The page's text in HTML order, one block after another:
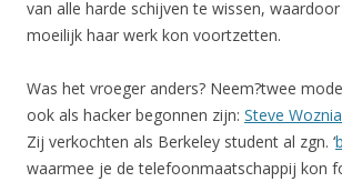
van alle harde schijven te wissen,
moeilijk haar werk kon voortzetten.
Was het vroeger anders? Neem?twee
ook als hacker begonnen zijn: Steve
Zij verkochten als Berkeley student al zgn. ‘
waarmee je de telefoonmaatschappij kon